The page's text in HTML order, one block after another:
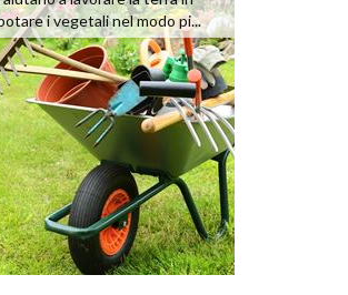
i vegetali nel modo pi...